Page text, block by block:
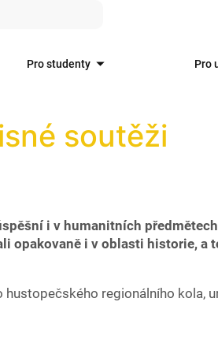
Pro studenty Pro
soutěži
i v humanitních
opakovaně i v oblasti historie, a
regionálního kola,